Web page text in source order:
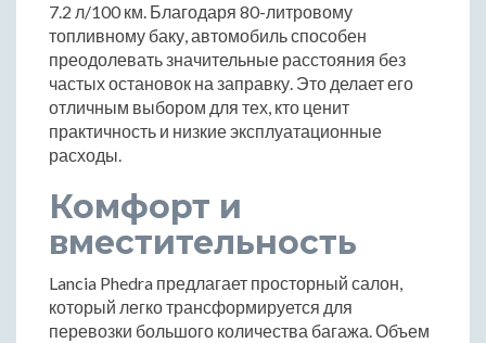
7.2 л/100 км. Благодаря 80-литровому
топливному баку, автомобиль способен
преодолевать значительные расстояния без
частых остановок на заправку. Это делает его
отличным выбором для тех, кто ценит
практичность и низкие эксплуатационные
расходы.
Комфорт и
вместительность
Lancia Phedra предлагает просторный салон,
который легко трансформируется для
перевозки большого количества багажа. Объем